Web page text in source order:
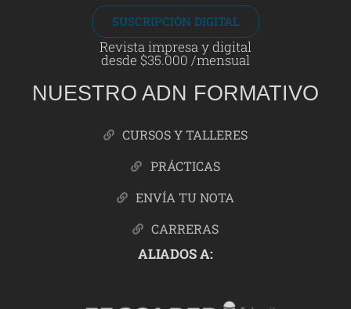
SUSCRIPCIÓN DIGITAL
Revista impresa y digital
desde $35.000 /mensual
NUESTRO ADN FORMATIVO
CURSOS Y TALLERES
PRÁCTICAS
ENVÍA TU NOTA
CARRERAS
ALIADOS A: